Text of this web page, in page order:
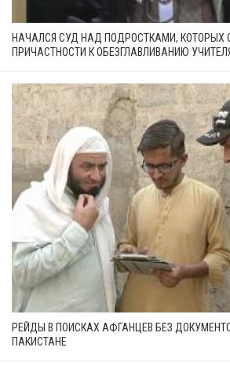
НАЧАЛСЯ СУД НАД ПОДРОСТКАМИ, КОТОРЫХ
ПРИЧАСТНОСТИ К ОБЕЗГЛАВЛИВАНИЮ
РЕЙДЫ В ПОИСКАХ АФГАНЦЕВ БЕЗ
ПАКИСТАНЕ